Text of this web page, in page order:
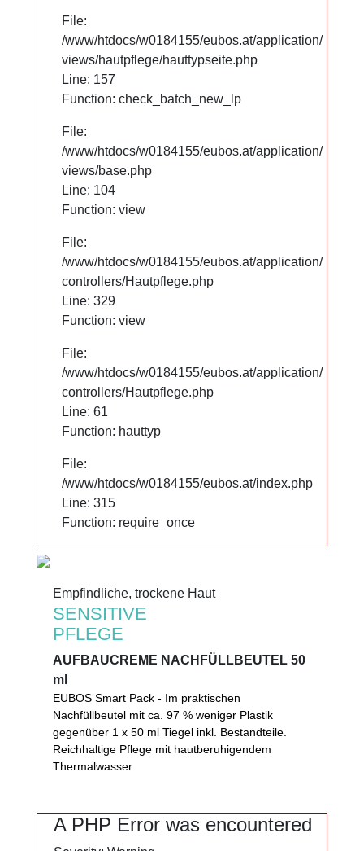
File:
/www/htdocs/w0184155/eubos.at/application/
views/hautpflege/hauttypseite.php
Line: 66
Function: check_batch_new_lp
File:
/www/htdocs/w0184155/eubos.at/application/
views/base.php
Line: 104
Function: view
File:
/www/htdocs/w0184155/eubos.at/application/
controllers/Hautpflege.php
Line: 329
Function: view
File:
/www/htdocs/w0184155/eubos.at/application/
controllers/Hautpflege.php
Line: 61
Function: hauttyp
File:
/www/htdocs/w0184155/eubos.at/index.php
Line: 315
Function: require_once
Empfindliche, trockene Haut
SENSITIVE
PFLEGE
AUFBAUCREME NACHFÜLLBEUTEL 50
ml
EUBOS Smart Pack - Im praktischen
Nachfüllbeutel mit ca. 97 % weniger Plastik
gegenüber 1 x 50 ml Tiegel inkl. Bestandteile.
Reichhaltige Pflege mit hautberuhigendem
Thermalwasser und SEPILIFT
geeignet.
File:
/www/htdocs/w0184155/eubos.at/application/
views/hautpflege/hauttypseite.php
Line: 157
Function: check_batch_new_lp
File:
/www/htdocs/w0184155/eubos.at/application/
views/base.php
Line: 104
Function: view
File:
/www/htdocs/w0184155/eubos.at/application/
controllers/Hautpflege.php
Line: 329
Function: view
File:
/www/htdocs/w0184155/eubos.at/application/
controllers/Hautpflege.php
Line: 61
Function: hauttyp
File:
/www/htdocs/w0184155/eubos.at/index.php
Line: 315
Function: require_once
Empfindliche, trockene Haut
SENSITIVE
PFLEGE
AUFBAUCREME NACHFÜLLBEUTEL 50
ml
EUBOS Smart Pack - Im praktischen
Nachfüllbeutel mit ca. 97 % weniger Plastik
gegenüber 1 x 50 ml Tiegel inkl. Bestandteile.
Reichhaltige Pflege mit hautberuhigendem
Thermalwasser.
A PHP Error was encountered
A PHP Error was encountered